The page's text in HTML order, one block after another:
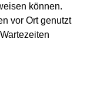
können.
vor Ort genutzt